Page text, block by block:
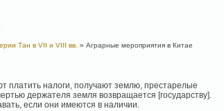
Тан в VII и VIII вв. » Аграрные мероприятия в Китае
платить налоги, получают землю, престарелые
держателя земля возвращается [государству].
если они имеются в наличии.